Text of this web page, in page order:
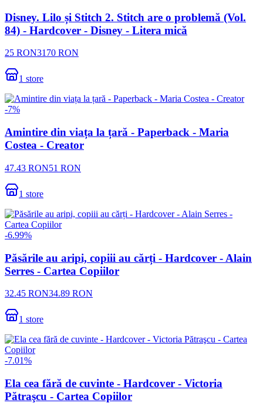
Disney. Lilo și Stitch 2. Stitch are o problemă (Vol.
84) - Hardcover - Disney - Litera mică
25 RON3170 RON
1 store
-7%
Amintire din viața la țară - Paperback - Maria
Costea - Creator
47.43 RON51 RON
1 store
-6.99%
Păsările au aripi, copiii au cărți - Hardcover - Alain
Serres - Cartea Copiilor
32.45 RON34.89 RON
1 store
-7.01%
Ela cea fără de cuvinte - Hardcover - Victoria
Pătraşcu - Cartea Copiilor